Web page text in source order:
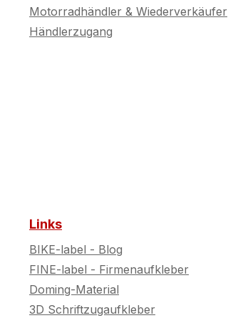
Motorradhändler & Wiederverkäufer
Händlerzugang
Links
BIKE-label - Blog
FINE-label - Firmenaufkleber
Doming-Material
3D Schriftzugaufkleber